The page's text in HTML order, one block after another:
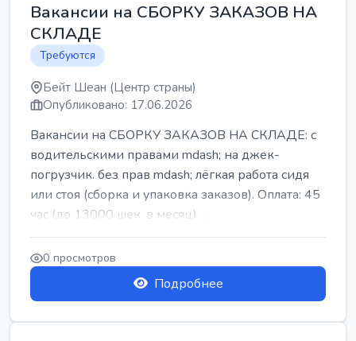
Вакансии на СБОРКУ ЗАКАЗОВ НА
СКЛАДЕ
Требуются
Бейт Шеан (Центр страны)
Опубликовано: 17.06.2026
Вакансии на СБОРКУ ЗАКАЗОВ НА СКЛАДЕ: с
водительскими правами mdash; на джек-
погрузчик. без прав mdash; лёгкая работа сидя
или стоя (сборка и упаковка заказов). Оплата: 45
час (до 13000 шек. в месяц) ...
0 просмотров
Подробнее